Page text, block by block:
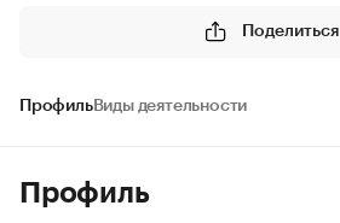
Поделиться
ПрофильВиды деятельности
Профиль